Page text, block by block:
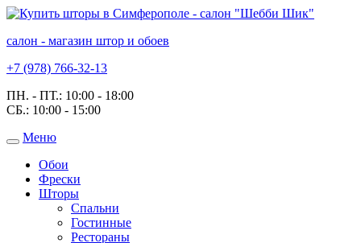
салон - магазин штор и обоев
+7 (978) 766-32-13
ПН. - ПТ.: 10:00 - 18:00
СБ.: 10:00 - 15:00
Toggle
navigation
Меню
Обои
Фрески
Шторы
Спальни
Гостинные
Рестораны